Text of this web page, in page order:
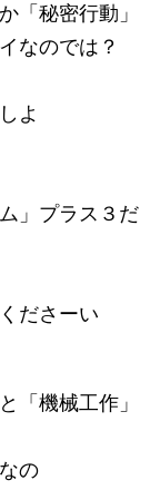
「秘密行動」
なのでは？
よ
」プラス３だ
ださーい
「機械工作」
の